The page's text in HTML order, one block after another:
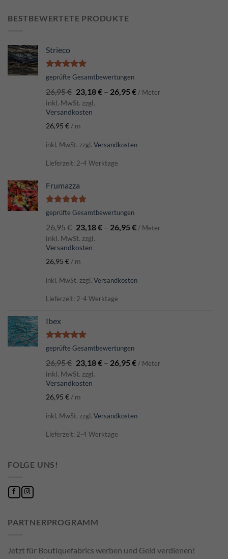
BESTBEWERTETE PRODUKTE
Strieco
Bewertet
von 5
geprüfte Gesamtbewertungen
26,95€ 23,18€– 26,95€ / Meter
inkl. MwSt. zzgl.
Versandkosten
26,95 € / m
inkl. MwSt. zzgl. Versandkosten
Lieferzeit: 2-4 Werktage
Frumazza
Bewertet
von 5
geprüfte Gesamtbewertungen
26,95€ 23,18€– 26,95€ / Meter
inkl. MwSt. zzgl.
Versandkosten
26,95 € / m
inkl. MwSt. zzgl. Versandkosten
Lieferzeit: 2-4 Werktage
Ibex
Bewertet
von 5
geprüfte Gesamtbewertungen
26,95€ 23,18€– 26,95€ / Meter
inkl. MwSt. zzgl.
Versandkosten
26,95 €/ m
inkl. MwSt. zzgl. Versandkosten
Lieferzeit: 2-4 Werktage
FOLGE UNS!
PARTNERPROGRAMM
Jetzt für Boutiquefabrics werben und Geld verdienen!